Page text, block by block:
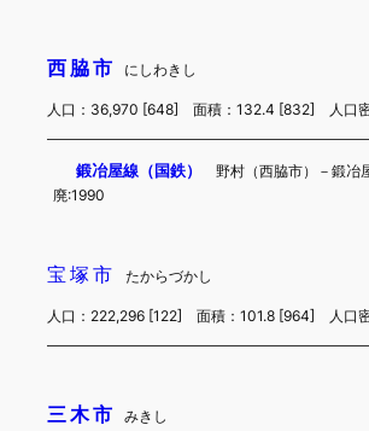
西脇市 にしわきし
人口：36,970 [648] 面積：132.4 [832] 人口
鍛冶屋線（国鉄）
野村（西脇市）－鍛
廃:1990
宝塚市 たからづかし
人口：222,296 [122] 面積：101.8 [964] 人口
三木市 みきし